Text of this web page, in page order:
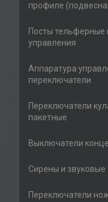
профиле
Посты тельферные
управления
Аппаратура
переключатели
Переключатели
пакетные
Выключатели
Сирены и
Переключатели